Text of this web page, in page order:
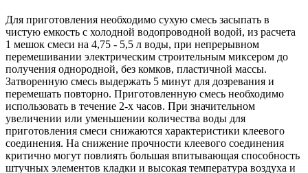
Для приготовления необходимо сухую смесь засыпать в
чистую емкость с холодной водопроводной водой, из расчета
1 мешок смеси на 4,75 - 5,5 л воды, при непрерывном
перемешивании электрическим строительным миксером до
получения однородной, без комков, пластичной массы.
Затворенную смесь выдержать 5 минут для дозревания и
перемешать повторно. Приготовленную смесь необходимо
использовать в течение 2-х часов. При значительном
увеличении или уменьшении количества воды для
приготовления смеси снижаются характеристики клеевого
соединения. На снижение прочности клеевого соединения
критично могут повлиять большая впитывающая способность
штучных элементов кладки и высокая температура воздуха и